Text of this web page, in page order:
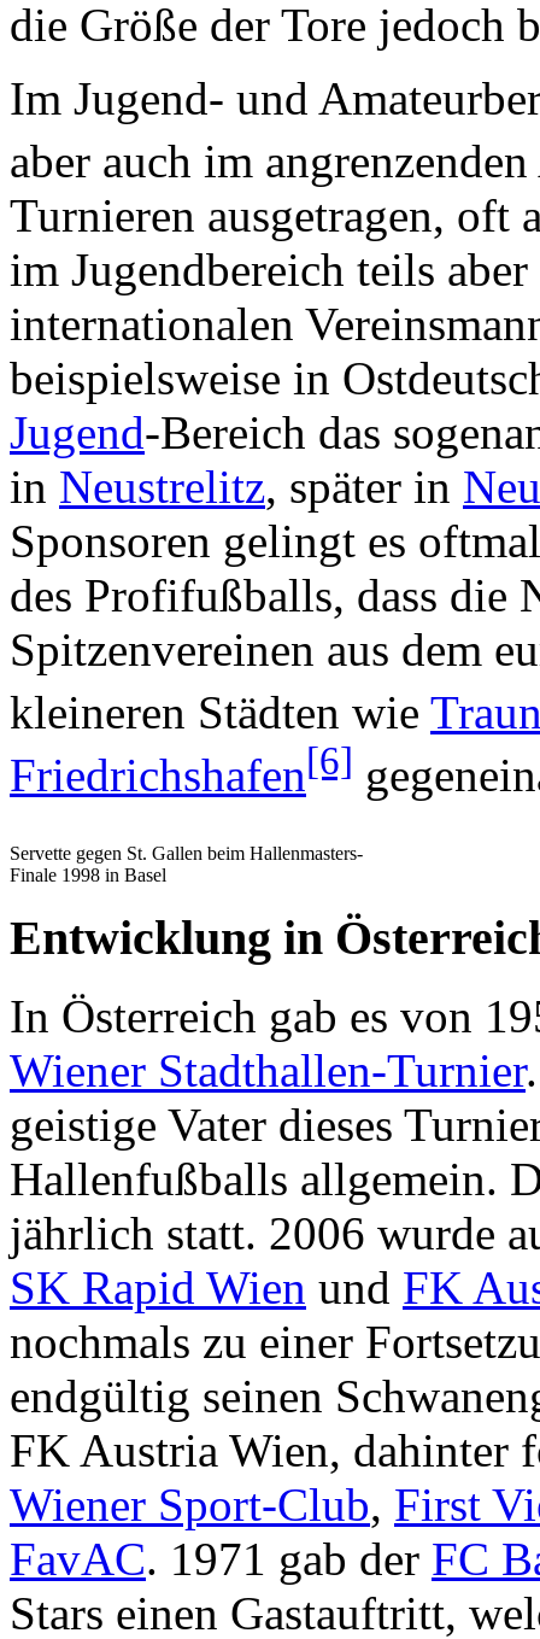
die Größe der Tore jedoch
Im Jugend- und
aber auch im
Turnieren ausgetragen, oft
im Jugendbereich teils
internationalen
beispielsweise in
Jugend-Bereich das
in Neustrelitz, später in
Sponsoren gelingt es
des Profifußballs, dass die
Spitzenvereinen aus dem
kleineren Städten wie
Friedrichshafen[6]
Servette gegen St. Gallen beim Hallenmasters-
Finale 1998 in Basel
Entwicklung in
In Österreich gab es von
Wiener Stadthallen-Turnier
geistige Vater dieses
Hallenfußballs allgemein.
jährlich statt. 2006 wurde
SK Rapid Wien und FK
nochmals zu einer
endgültig seinen
FK Austria Wien, dahinter
Wiener Sport-Club, First
FavAC. 1971 gab der FC
Stars einen Gastauftritt,